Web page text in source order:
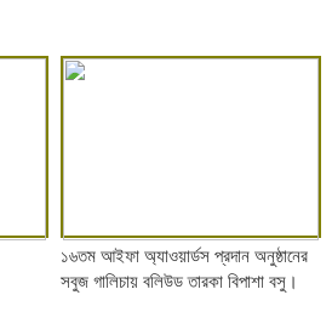
১৬তম আইফা অ্যাওয়ার্ডস প্রদান অনুষ্ঠানের
সবুজ গালিচায় বলিউড তারকা বিপাশা বসু।